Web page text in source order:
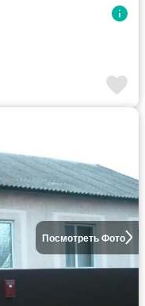
Посмотреть Фото